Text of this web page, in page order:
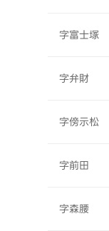
字富士塚
字弁財
字傍示松
字前田
字森腰